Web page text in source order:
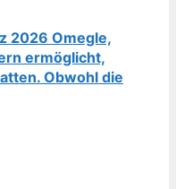
2026 Omegle,
ermöglicht,
Obwohl die